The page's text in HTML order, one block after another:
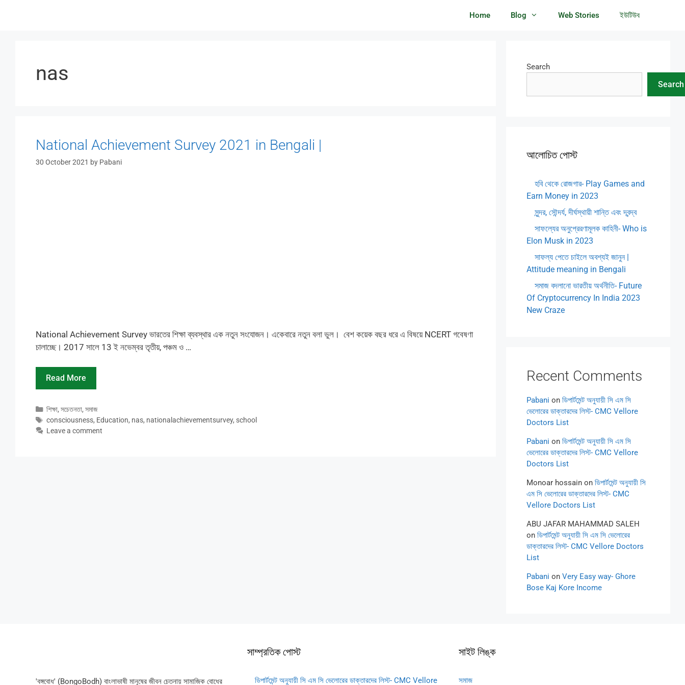
Home Blog Web Stories ইউটিউব
nas
National Achievement Survey 2021 in Bengali |
30 October 2021 by Pabani
National Achievement Survey ভারতের শিক্ষা ব্যবস্থার এক নতুন সংযোজন। একেবারে নতুন বলা ভুল। বেশ কয়েক বছর ধরে এ বিষয়ে NCERT গবেষণা
চালাচ্ছে। 2017 সালে 13 ই নভেম্বর তৃতীয়, পঞ্চম ও …
Read More
Categories
শিক্ষা,সচেতনতা,সমাজ
Tags
consciousness, Education, nas, nationalachievementsurvey, school
Leave a comment
Search
Search
আলোচিত পোস্ট
হবি থেকে রোজগার- Play Games and
Earn Money in 2023
সুন্দর, সৌন্দর্য, দীর্ঘস্থায়ী শান্তি এবং দ্বন্দ্ব
সাফল্যের অনুপ্রেরণামূলক কাহিনী- Who is
Elon Musk in 2023
সাফল্য পেতে চাইলে অবশ্যই জানুন |
Attitude meaning in Bengali
সমাজ বদলানো ভারতীয় অর্থনীতি- Future
Of Cryptocurrency In India 2023
New Craze
Recent Comments
Pabani onডিপার্টমেন্ট অনুযায়ী সি এম সি
ভেলোরের ডাক্তারদের লিস্ট- CMC Vellore
Doctors List
Pabani onডিপার্টমেন্ট অনুযায়ী সি এম সি
ভেলোরের ডাক্তারদের লিস্ট- CMC Vellore
Doctors List
Monoar hossain onডিপার্টমেন্ট অনুযায়ী সি
এম সি ভেলোরের ডাক্তারদের লিস্ট- CMC
Vellore Doctors List
ABU JAFAR MAHAMMAD SALEH
onডিপার্টমেন্ট অনুযায়ী সি এম সি ভেলোরের
ডাক্তারদের লিস্ট- CMC Vellore Doctors
List
Pabani onVery Easy way- Ghore
Bose Kaj Kore Income
'বঙ্গবোধ' (BongoBodh) বাংলাভাষী মানুষের জীবন চেতনায় সামাজিক বোধের
সাম্প্রতিক পোস্ট
ডিপার্টমেন্ট অনুযায়ী সি এম সি ভেলোরের ডাক্তারদের লিস্ট- CMC Vellore
সাইট লিঙ্ক
সমাজ